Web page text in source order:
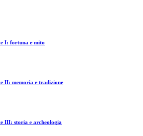
I: fortuna e mito
II: memoria e tradizione
III: storia e archeologia